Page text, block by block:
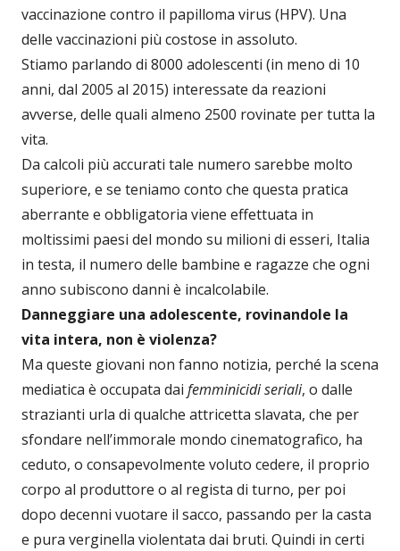
vaccinazione contro il papilloma virus (HPV). Una
delle vaccinazioni più costose in assoluto.
Stiamo parlando di 8000 adolescenti (in meno di 10
anni, dal 2005 al 2015) interessate da reazioni
avverse, delle quali almeno 2500 rovinate per tutta la
vita.
Da calcoli più accurati tale numero sarebbe molto
superiore, e se teniamo conto che questa pratica
aberrante e obbligatoria viene effettuata in
moltissimi paesi del mondo su milioni di esseri, Italia
in testa, il numero delle bambine e ragazze che ogni
anno subiscono danni è incalcolabile.
Danneggiare una adolescente, rovinandole la
vita intera, non è violenza?
Ma queste giovani non fanno notizia, perché la scena
mediatica è occupata dai femminicidiseriali, o dalle
strazianti urla di qualche attricetta slavata, che per
sfondare nell’immorale mondo cinematografico, ha
ceduto, o consapevolmente voluto cedere, il proprio
corpo al produttore o al regista di turno, per poi
dopo decenni vuotare il sacco, passando per la casta
e pura verginella violentata dai bruti. Quindi in certi